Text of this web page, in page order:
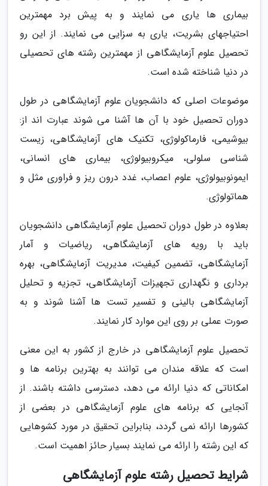
بیماری ها یاری می نمایند و به پیش برد مهمترین
احتیاجهای بشریت، یاری به سزایی می نمایند. از این رو
تحصیل علوم آزمایشگاهی از مهمترین رشته های تحصیلی
در دنیا شناخته شده است.
موضوعات اصلی که دانشجویان علوم آزمایشگاهی در طول
دوران تحصیل خود با آن ها آشنا می شوند عبارت اند از:
بیوشیمی، فارماکولوژی، تکنیک های آزمایشگاهی، زیست
شناسی سلولی، میکروبیولوژی، بیماری های انسانی،
ایمونوبیولوژی، علوم اعصاب، غدد درون ریز و فراوری مثل و
هماتولوژی.
بعلاوه در طول دوران تحصیل علوم آزمایشگاهی دانشجویان
باید با رویه های آزمایشگاهی، ریاضیات و آمار
آزمایشگاهی، تضمین کیفیت، مدیریت آزمایشگاهی، بهره
برداری و نگهداری تجهیزات آزمایشگاهی، تجزیه و تحلیل
آزمایشگاهی بالینی و تفسیر تست ها آشنا شوند و به
صورت عملی بر روی این موارد کار نمایند.
تحصیل علوم آزمایشگاهی در خارج از کشور به این معنی
است که علاقه مندان می توانند به بهترین برنامه ها و
امکاناتی که دنیا ارائه می دهد، دسترسی داشته باشند. از
آنجایی که برنامه های علوم آزمایشگاهی در بعضی از
کشورها ارائه نمی گردد، بنابراین تحقیق در مورد کشوهایی
که این رشته را ارائه می نمایند بسیار حائز اهمیت است.
شرایط تحصیل رشته علوم آزمایشگاهی